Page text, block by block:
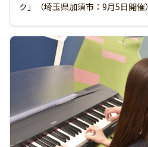
ク」（埼玉県加須市：9月5日開催）